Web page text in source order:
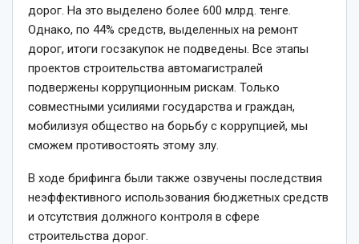
дорог. На это выделено более 600 млрд. тенге.
Однако, по 44% средств, выделенных на ремонт
дорог, итоги госзакупок не подведены. Все этапы
проектов строительства автомагистралей
подвержены коррупционным рискам. Только
совместными усилиями государства и граждан,
мобилизуя общество на борьбу с коррупцией, мы
сможем противостоять этому злу.
В ходе брифинга были также озвучены последствия
неэффективного использования бюджетных средств
и отсутствия должного контроля в сфере
строительства дорог.